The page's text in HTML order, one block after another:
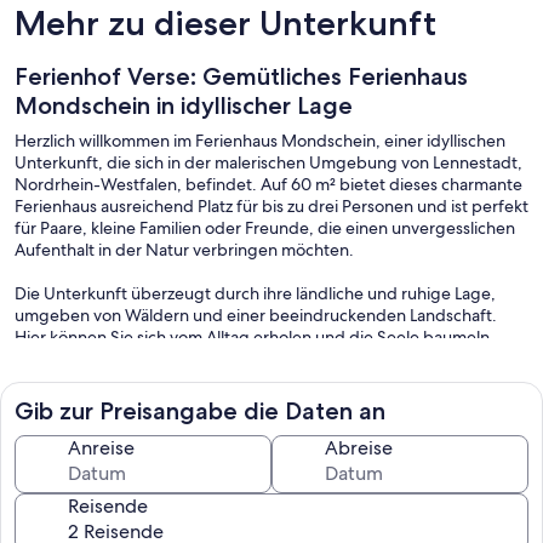
Mehr zu dieser Unterkunft
Ferienhof Verse: Gemütliches Ferienhaus
Mondschein in idyllischer Lage
Herzlich willkommen im Ferienhaus Mondschein, einer idyllischen
Unterkunft, die sich in der malerischen Umgebung von Lennestadt,
Nordrhein-Westfalen, befindet. Auf 60 m² bietet dieses charmante
Ferienhaus ausreichend Platz für bis zu drei Personen und ist perfekt
für Paare, kleine Familien oder Freunde, die einen unvergesslichen
Aufenthalt in der Natur verbringen möchten.
Die Unterkunft überzeugt durch ihre ländliche und ruhige Lage,
umgeben von Wäldern und einer beeindruckenden Landschaft.
Hier können Sie sich vom Alltag erholen und die Seele baumeln
Terrasse, auf der Sie in der warmen Jahreszeit entspannen und den
Grillplatz nutzen können.
Im Inneren des Hauses erwartet Sie eine gemütliche und
geschmackvolle Einrichtung. Das offene Wohnzimmer bietet einen
einladenden Essbereich sowie einen komfortablen Sofa- und
Sesselbereich, perfekt für entspannte Abende vor dem Kaminofen.
Hier können Sie dem Rauschen des Feuers lauschen oder sich mit
Gib zur Preisangabe die Daten an
Anreise Abreise
Reisende